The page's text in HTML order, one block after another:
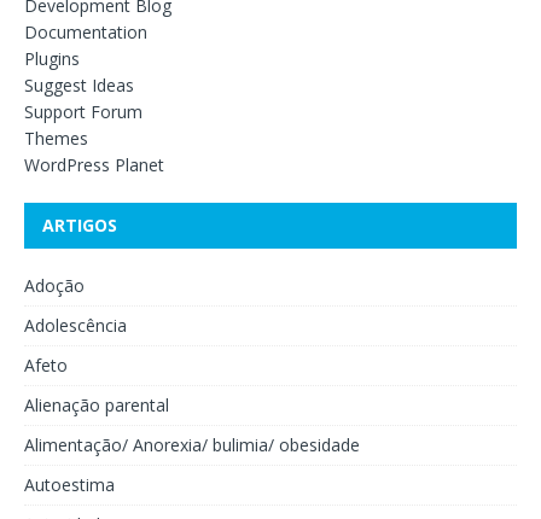
Development Blog
Documentation
Plugins
Suggest Ideas
Support Forum
Themes
WordPress Planet
ARTIGOS
Adoção
Adolescência
Afeto
Alienação parental
Alimentação/ Anorexia/ bulimia/ obesidade
Autoestima